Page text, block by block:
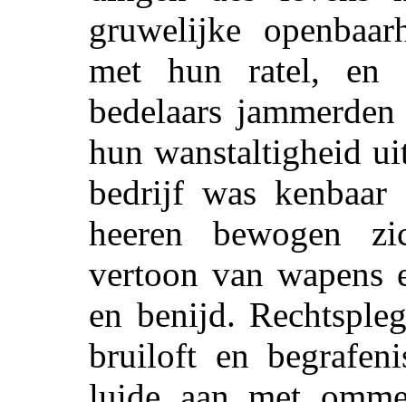
gruwelijke
met hun ratel, en
bedelaars
hun wanstaltigheid
bedrijf was
heeren bewogen
vertoon van wapens
en benijd.
bruiloft en